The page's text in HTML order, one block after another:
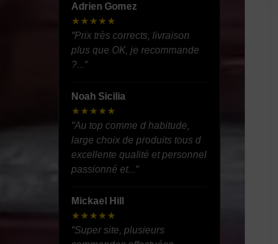
Adrien Gomez
★★★★★
"Prix très corrects, livraison
plus que OK, je recommande
?..."
Noah Sicilia
★★★★★
"Au top comme d habitude,
large choix de produits tous d
excellente qualité et personnel
passionné et..."
Mickael Hill
★★★★★
"Super site, plusieurs